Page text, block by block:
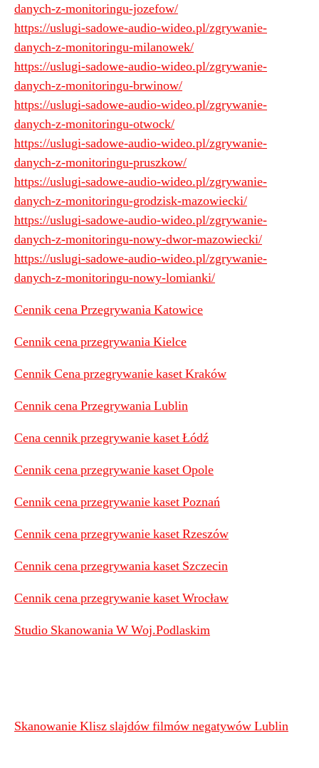
danych-z-monitoringu-jozefow/
https://uslugi-sadowe-audio-wideo.pl/zgrywanie-
danych-z-monitoringu-milanowek/
https://uslugi-sadowe-audio-wideo.pl/zgrywanie-
danych-z-monitoringu-brwinow/
https://uslugi-sadowe-audio-wideo.pl/zgrywanie-
danych-z-monitoringu-otwock/
https://uslugi-sadowe-audio-wideo.pl/zgrywanie-
danych-z-monitoringu-pruszkow/
https://uslugi-sadowe-audio-wideo.pl/zgrywanie-
danych-z-monitoringu-grodzisk-mazowiecki/
https://uslugi-sadowe-audio-wideo.pl/zgrywanie-
danych-z-monitoringu-nowy-dwor-mazowiecki/
https://uslugi-sadowe-audio-wideo.pl/zgrywanie-
danych-z-monitoringu-nowy-lomianki/
Cennik cena Przegrywania Katowice
Cennik cena przegrywania Kielce
Cennik Cena przegrywanie kaset Kraków
Cennik cena Przegrywania Lublin
Cena cennik przegrywanie kaset Łódź
Cennik cena przegrywanie kaset Opole
Cennik cena przegrywanie kaset Poznań
Cennik cena przegrywanie kaset Rzeszów
Cennik cena przegrywania kaset Szczecin
Cennik cena przegrywanie kaset Wrocław
Studio Skanowania W Woj.Podlaskim
Skanowanie Klisz slajdów filmów negatywów Lublin